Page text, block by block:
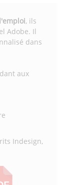
, ils
Adobe. Il
dans
aux
Indesign,